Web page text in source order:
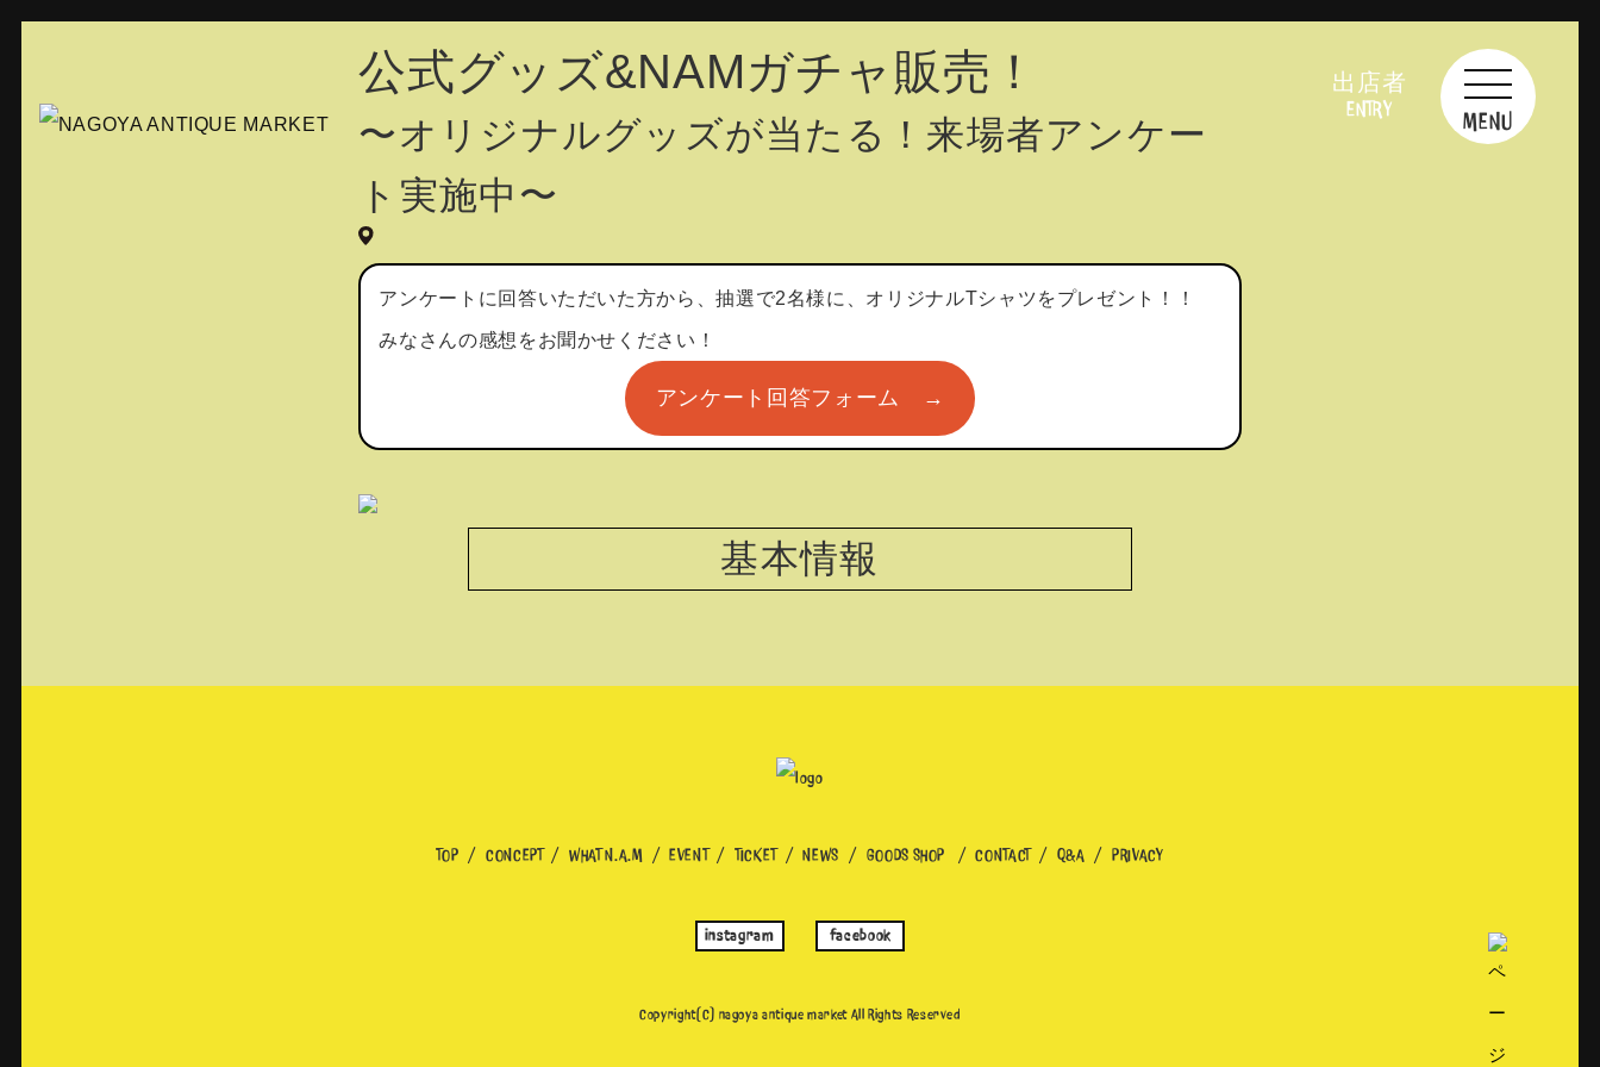
MENU
出店者
ENTRY
公式グッズ&NAMガチャ販売！
〜オリジナルグッズが当たる！来場者アンケー
ト実施中〜
アンケートに回答いただいた方から、抽選で2名様に、オリジナルTシャツをプレゼント！！
みなさんの感想をお聞かせください！
アンケート回答フォーム →
基本情報
TOP CONCEPT WHAT N.A.M EVENT TICKET NEWS GOODS SHOP CONTACT Q&A PRIVACY
instagram facebook
Copyright(C) nagoya antique marketAll Rights Reserved